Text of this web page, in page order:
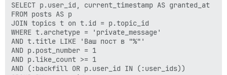
SELECT p.user_id, current_timestamp AS granted_at
FROM posts AS p
JOIN topics t on t.id = p.topic_id
WHERE t.archetype = 'private_message'
AND t.title LIKE 'Ваш пост в "%"'
AND p.post_number = 1
AND p.like_count >= 1
AND (:backfill OR p.user_id IN (:user_ids))